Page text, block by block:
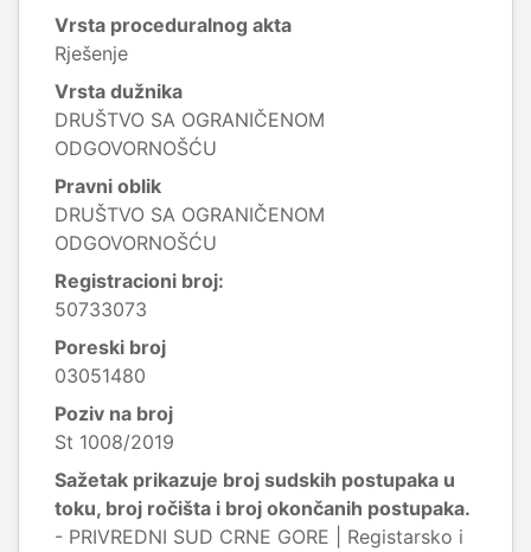
Vrsta proceduralnog akta
Rješenje
Vrsta dužnika
DRUŠTVO SA OGRANIČENOM
ODGOVORNOŠĆU
Pravni oblik
DRUŠTVO SA OGRANIČENOM
ODGOVORNOŠĆU
Registracioni broj:
50733073
Poreski broj
03051480
Poziv na broj
St 1008/2019
Sažetak prikazuje broj sudskih postupaka u
toku, broj ročišta i broj okončanih postupaka.
- PRIVREDNI SUD CRNE GORE | Registarsko i